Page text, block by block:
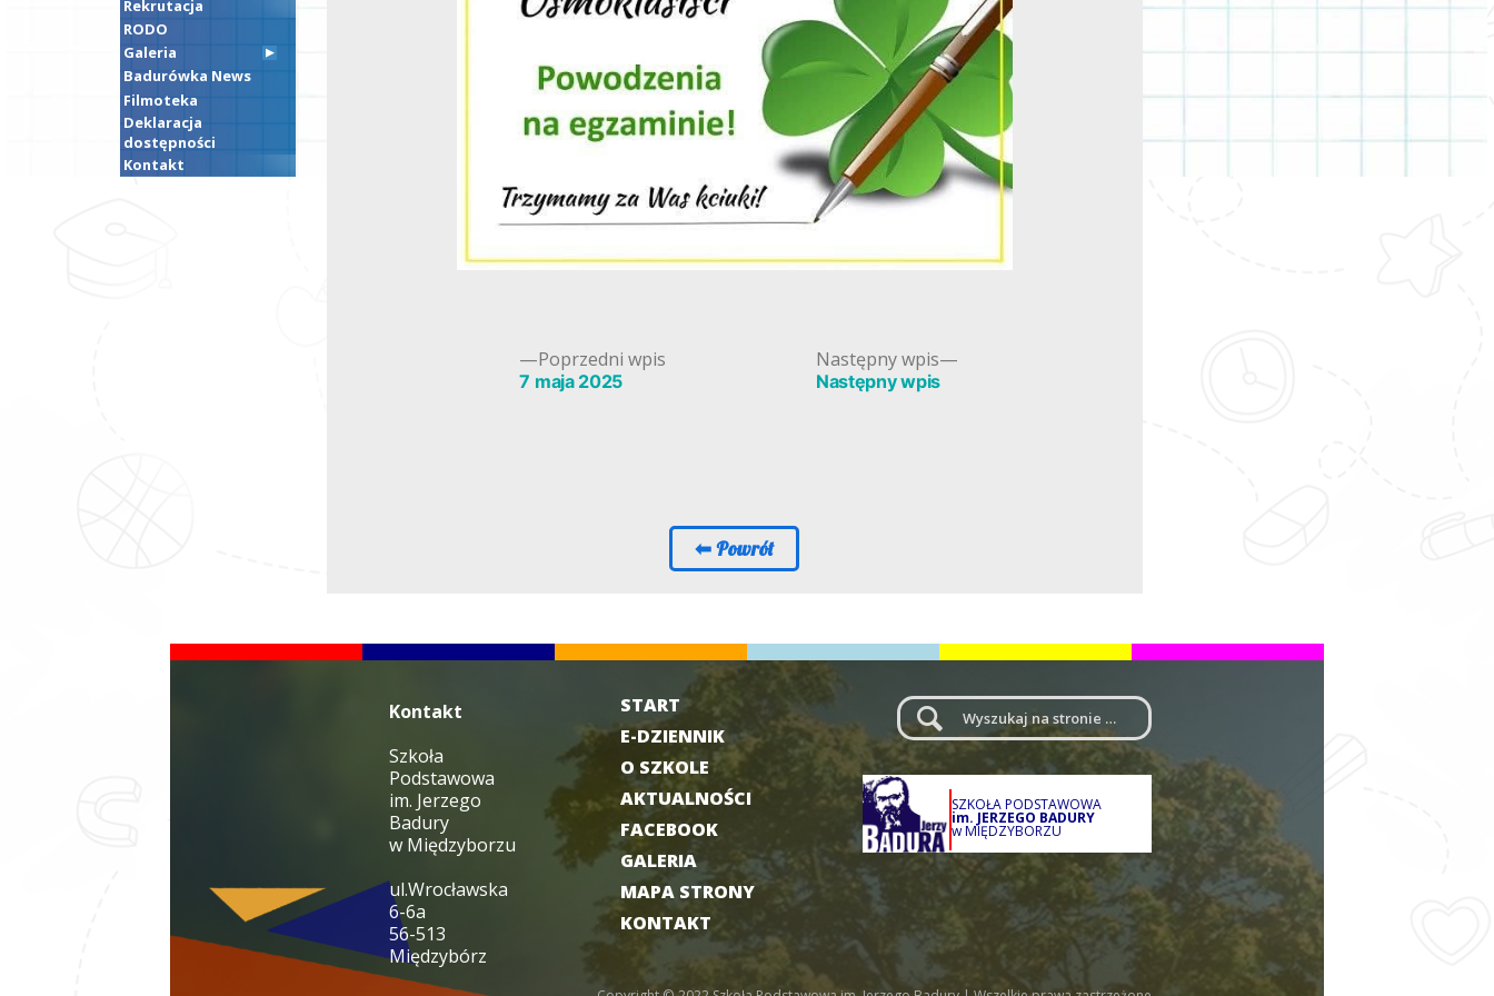
Rekrutacja
RODO
Galeria
Badurówka News
Filmoteka
Deklaracja
dostępności
Kontakt
Poprzedni wpis
7 maja 2025
Następny wpis
Następny wpis
Kontakt
Szkoła
Podstawowa
im. Jerzego
Badury
w Międzyborzu
ul.Wrocławska
6-6a
56-513
Międzybórz
START
E-DZIENNIK
O SZKOLE
AKTUALNOŚCI
FACEBOOK
GALERIA
MAPA STRONY
KONTAKT
LUPA
SZKOŁA PODSTAWOWA
im. JERZEGO BADURY
w MIĘDZYBORZU